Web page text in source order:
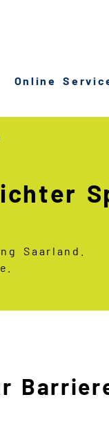
Online
Saarland.